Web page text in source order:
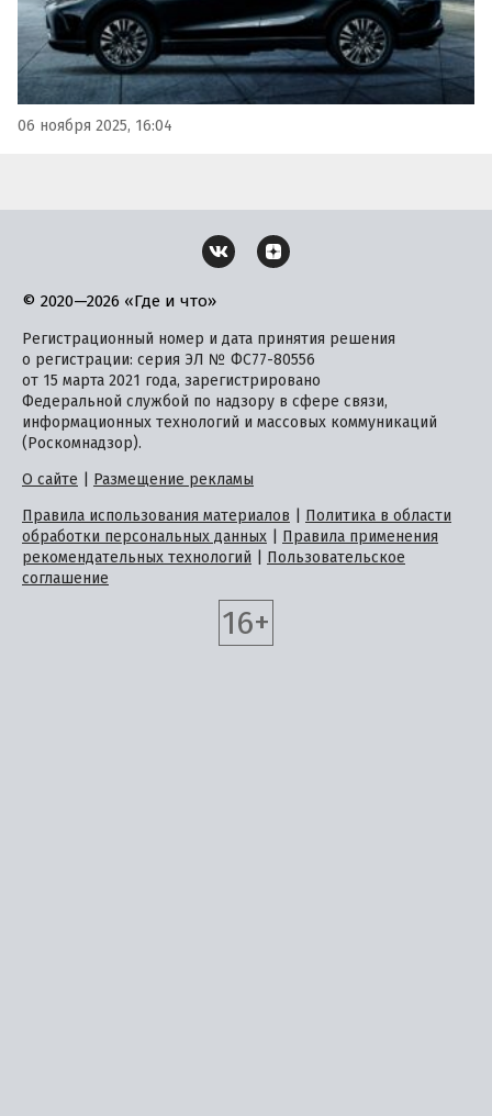
06 ноября 2025, 16:04
© 2020—2026 «Где и что»
Регистрационный номер и дата принятия решения
о регистрации: серия ЭЛ № ФС77-80556
от 15 марта 2021 года, зарегистрировано
Федеральной службой по надзору в сфере связи,
информационных технологий и массовых коммуникаций
(Роскомнадзор).
О сайте
Размещение рекламы
Правила использования материалов
Политика в области
обработки персональных данных
Правила применения
рекомендательных технологий
Пользовательское
соглашение
16+